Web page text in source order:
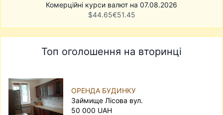
Комерційні курси валют на 07.08.2026
$44.65€51.45
Топ оголошення на вторинці
ОРЕНДА БУДИНКУ
Займище Лісова вул.
50 000 UAH